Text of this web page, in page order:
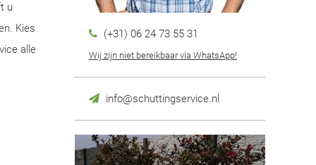
u
Kies
alle
(+31) 06 24 73 55 31
Wij zijn niet bereikbaar via WhatsApp!
info@schuttingservice.nl